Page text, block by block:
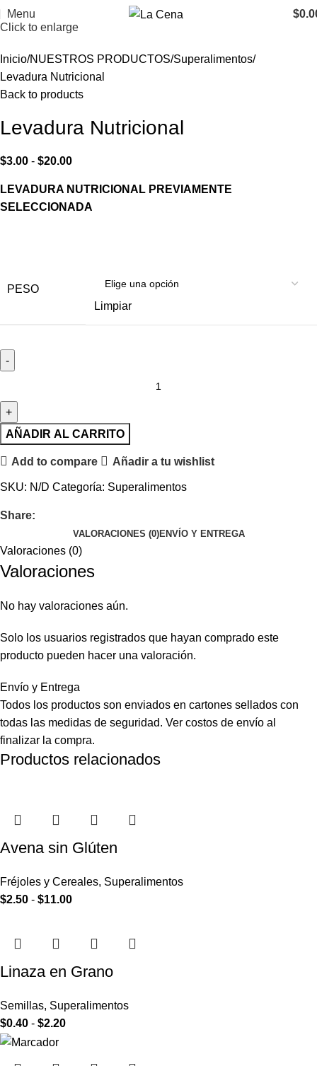
Menu $
Click to enlarge
Inicio NUESTROS PRODUCTOS Superalimentos
Levadura Nutricional
Back to products
Levadura Nutricional
$3.00 - $20.00
LEVADURA NUTRICIONAL PREVIAMENTE
SELECCIONADA
PESO
Limpiar
AÑADIR AL CARRITO
Add to compare Añadir a tu wishlist
SKU: N/D Categoría: Superalimentos
Share:
VALORACIONES (0)ENVÍO Y ENTREGA
Valoraciones (0)
Valoraciones
No hay valoraciones aún.
Solo los usuarios registrados que hayan comprado este
producto pueden hacer una valoración.
Envío y Entrega
Todos los productos son enviados en cartones sellados con
todas las medidas de seguridad. Ver costos de envío al
finalizar la compra.
Productos relacionados
Avena sin Glúten
Fréjoles y Cereales, Superalimentos
$2.50 - $11.00
Linaza en Grano
Semillas, Superalimentos
$0.40 - $2.20